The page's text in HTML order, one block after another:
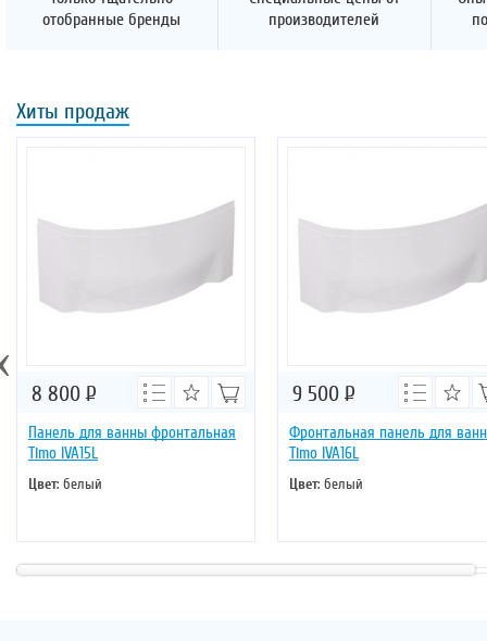
отобранные бренды
производителей
Хиты продаж
Панель для ванны фронтальная
Timo IVA15L
Цвет: белый
8 800 Р
Фронтальная панель для
Timo IVA16L
Цвет: белый
9 500 Р